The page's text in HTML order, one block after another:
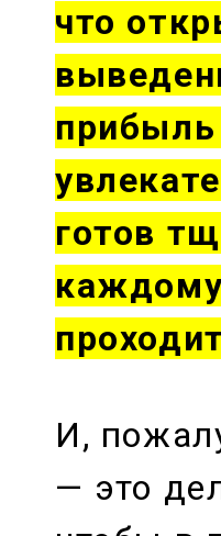
что
готов
каждому
И,
— это